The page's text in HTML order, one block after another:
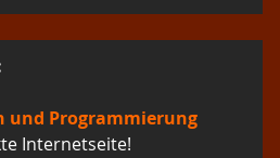
und Programmierung
Internetseite!